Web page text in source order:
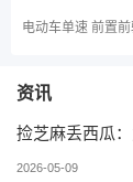
电动车单速 前置前
资讯
捡芝麻丢西瓜
2026-05-09